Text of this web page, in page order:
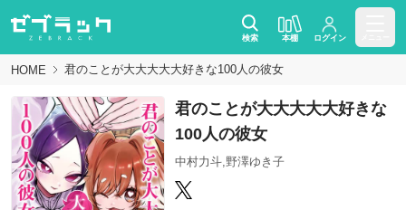
検索 本棚 ログイン
HOME 君のことが大大大大大好きな100人の彼女
君のことが大大大大大好きな
100人の彼女
中村力斗,野澤ゆき子